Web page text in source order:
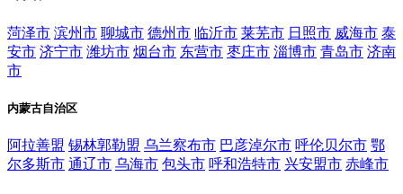
菏泽市 滨州市 聊城市 德州市 临沂市 莱芜市 日照市 威海市 泰
安市 济宁市 潍坊市 烟台市 东营市 枣庄市 淄博市 青岛市 济南
市
内蒙古自治区
阿拉善盟 锡林郭勒盟 乌兰察布市 巴彦淖尔市 呼伦贝尔市 鄂
尔多斯市 通辽市 乌海市 包头市 呼和浩特市 兴安盟市 赤峰市